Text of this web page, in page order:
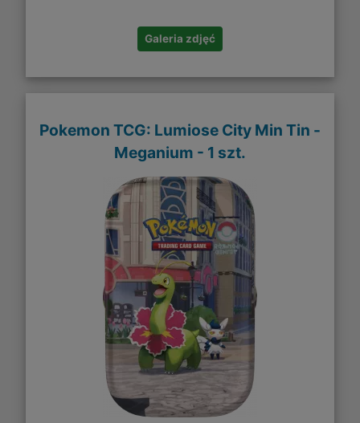
Galeria zdjęć
Pokemon TCG: Lumiose City Min Tin -
Meganium - 1 szt.